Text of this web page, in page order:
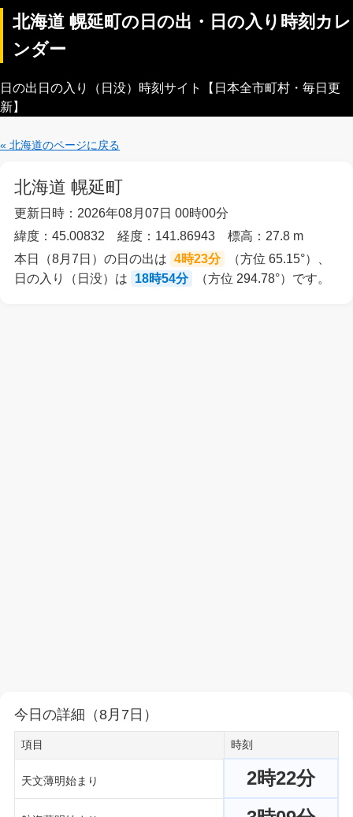
北海道 幌延町の日の出・日の入り時刻カレ
ンダー
日の出日の入り（日没）時刻サイト【日本全市町村・毎日更
新】
« 北海道のページに戻る
北海道 幌延町
更新日時：2026年08月07日 00時00分
緯度：45.00832 経度：141.86943 標高：27.8 m
本日（8月7日）の日の出は 4時23分
（方位 65.15°）、
日の入り（日没）は
18時54分 （方位 294.78°）です。
今日の詳細（8月7日）
項目 時刻
天文薄明始まり 2時22分